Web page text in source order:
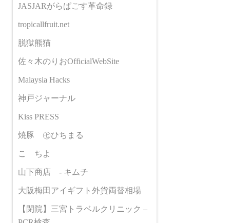
JASJARがらぱごす革命録
tropicallfruit.net
脱獄熊猫
佐々木のりおOfficialWebSite
Malaysia Hacks
神戸ジャーナル
Kiss PRESS
焼豚 ㊆ひちまる
こゝちよ
山下商店 - キムチ
大阪梅田アイギフト外貨両替相場
【閉院】三宮トラベルクリニック –